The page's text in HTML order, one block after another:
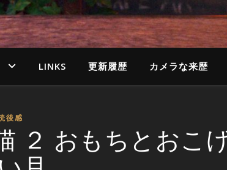
LINKS 更新履歴 カメラな来歴
後感
２ おもちとおこ